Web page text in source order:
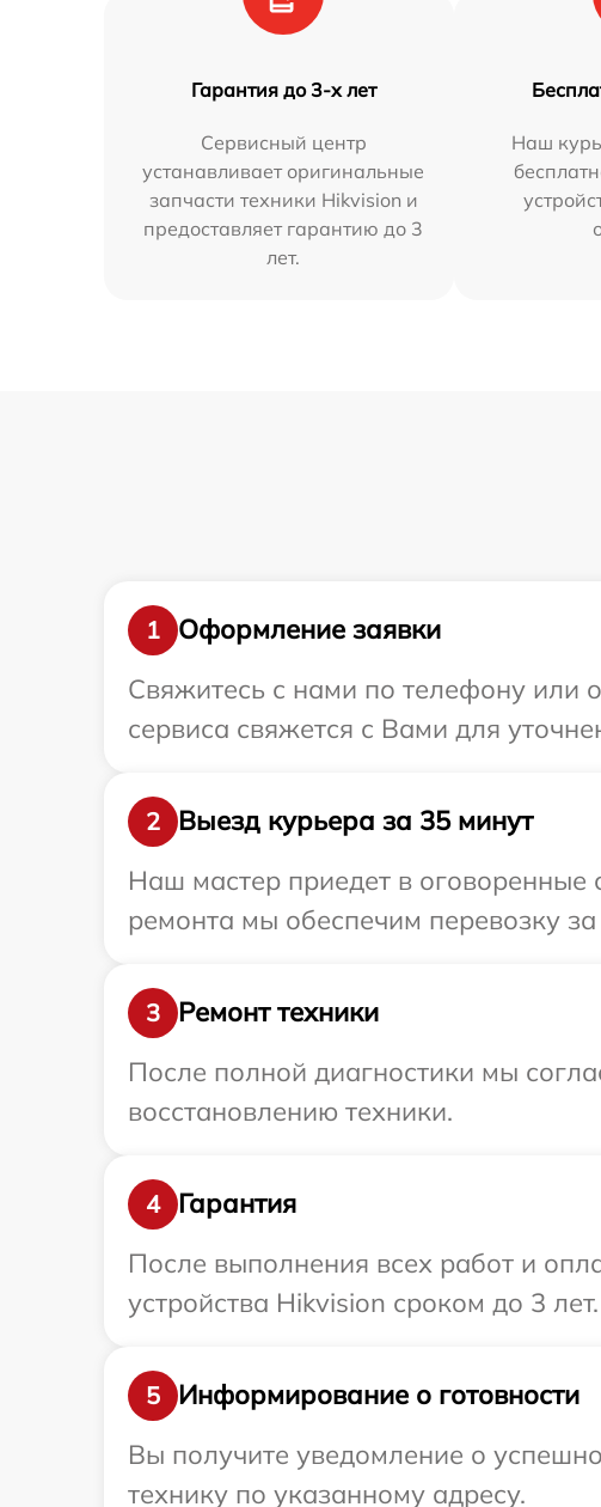
Гарантия до 3-х лет
Сервисный центр
устанавливает оригинальные
запчасти техники Hikvision и
предоставляет гарантию до 3
лет.
Наш
1
Оформление заявки
Свяжитесь с нами по телефону или
сервиса свяжется с Вами для
2
Выезд курьера за 35 минут
Наш мастер приедет в оговоренные
ремонта мы обеспечим перевозку
3
Ремонт техники
После полной диагностики мы
восстановлению техники.
4
Гарантия
После выполнения всех работ и
устройства Hikvision сроком до 3 лет.
5
Информирование о готовности
Вы получите уведомление о
технику по указанному адресу.